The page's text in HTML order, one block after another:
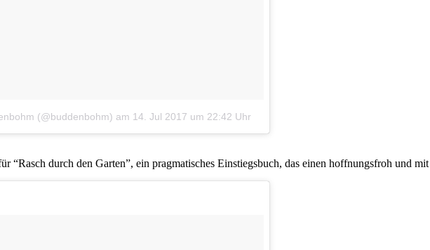
(@buddenbohm) am 14. Jul 2017 um 22:42 Uhr
“Rasch durch den Garten”, ein pragmatisches Einstiegsbuch, das einen hoffnungsfroh und